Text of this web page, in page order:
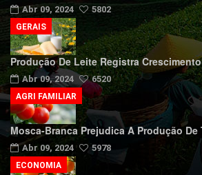
Abr 09, 2024 5802
Produção De Leite Registra
Abr 09, 2024 6520
GERAIS
Mosca-Branca Prejudica A Produção
Abr 09, 2024 5978
AGRI FAMILIAR
ECONOMIA